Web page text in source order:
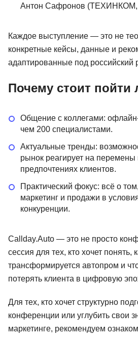
Антон Сафронов (ТЕХИНКОМ,
Каждое выступление — это не
конкретные кейсы, данные и
адаптированные под российский
Почему стоит пойти
Общение с коллегами:
чем 200 специалистами.
Актуальные тренды:
рынок реагирует на перемены
предпочтениях клиентов.
Практический фокус: всё о
маркетинг и продажи в
конкуренции.
Callday.Auto — это не просто
сессия для тех, кто хочет понять,
трансформируется автопром и
потерять клиента в цифровую
Для тех, кто хочет структурно
конференции или углубить свои
маркетинге, рекомендуем